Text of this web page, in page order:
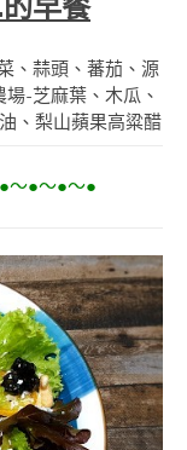
早餐
、蒜頭、蕃茄、源
-芝麻葉、木瓜、
、梨山蘋果高粱醋
～●～●～●